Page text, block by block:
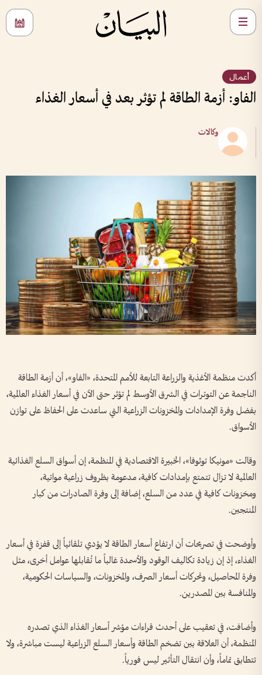
أعمال
الفاو: أزمة الطاقة لم تؤثر بعد في أسعار الغذاء
وكالات
أكدت منظمة الأغذية والزراعة التابعة للأمم المتحدة، «الفاو»، أن أزمة الطاقة
الناجمة عن التوترات في الشرق الأوسط لم تؤثر حتى الآن في أسعار الغذاء العالمية،
بفضل وفرة الإمدادات والمخزونات الزراعية التي ساعدت على الحفاظ على توازن
الأسواق.
وقالت «مونيكا توثوفا»، الخبيرة الاقتصادية في المنظمة، إن أسواق السلع الغذائية
العالمية لا تزال تتمتع بإمدادات كافية، مدعومة بظروف زراعية مواتية،
ومخزونات كافية في عدد من السلع، إضافة إلى وفرة الصادرات من كبار
المنتجين.
وأوضحت في تصريحات أن ارتفاع أسعار الطاقة لا يؤدي تلقائياً إلى قفزة في أسعار
الغذاء، إذ إن زيادة تكاليف الوقود والأسمدة غالباً ما تُقابلها عوامل أخرى، مثل
وفرة المحاصيل، وتحركات أسعار الصرف، والمخزونات، والسياسات الحكومية،
والمنافسة بين المصدرين.
وأضافت، في تعقيب على أحدث قراءات مؤشر أسعار الغذاء الذي تصدره
المنظمة، أن العلاقة بين تضخم الطاقة وأسعار السلع الزراعية ليست مباشرة، ولا
تتطابق تماماً، وأن انتقال التأثير ليس فورياً.